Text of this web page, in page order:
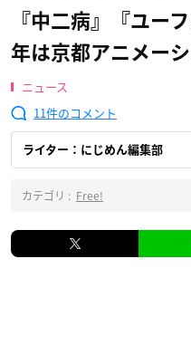
『中二病』『ユー
年は京都アニメー
ニュース
11
ライター：にじめん編集部
カテゴリ : Free!